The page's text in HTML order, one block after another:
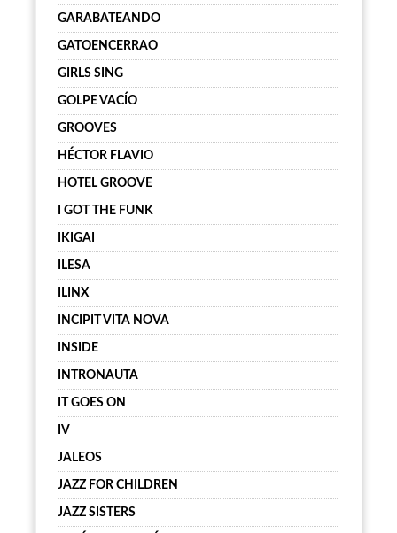
GARABATEANDO
GATOENCERRAO
GIRLS SING
GOLPE VACÍO
GROOVES
HÉCTOR FLAVIO
HOTEL GROOVE
I GOT THE FUNK
IKIGAI
ILESA
ILINX
INCIPIT VITA NOVA
INSIDE
INTRONAUTA
IT GOES ON
IV
JALEOS
JAZZ FOR CHILDREN
JAZZ SISTERS